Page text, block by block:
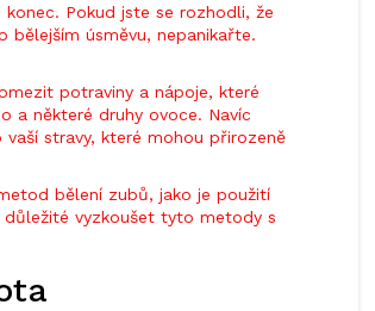
Pokud jste se rozhodli, že
úsměvu, nepanikařte.
potraviny a nápoje, které
a některé druhy ovoce. Navíc
stravy, které mohou přirozeně
bělení zubů, jako je použití
vyzkoušet tyto metody s